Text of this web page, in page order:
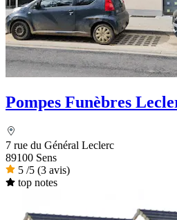
Pompes Funèbres
7 rue du Général Leclerc
89100 Sens
5 /5 (3 avis)
top notes